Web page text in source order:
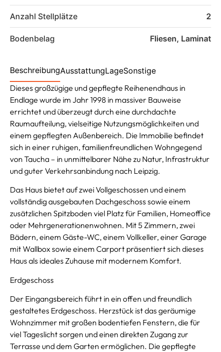
Anzahl Stellplätze 2
Bodenbelag Fliesen, Laminat
BeschreibungAusstattungLageSonstige
Dieses großzügige und gepflegte Reihenendhaus in
Endlage wurde im Jahr 1998 in massiver Bauweise
errichtet und überzeugt durch eine durchdachte
Raumaufteilung, vielseitige Nutzungsmöglichkeiten und
einem gepflegten Außenbereich. Die Immobilie befindet
sich in einer ruhigen, familienfreundlichen Wohngegend
von Taucha – in unmittelbarer Nähe zu Natur, Infrastruktur
und guter Verkehrsanbindung nach Leipzig.
Das Haus bietet auf zwei Vollgeschossen und einem
vollständig ausgebauten Dachgeschoss sowie einem
zusätzlichen Spitzboden viel Platz für Familien, Homeoffice
oder Mehrgenerationenwohnen. Mit 5 Zimmern, zwei
Bädern, einem Gäste-WC, einem Vollkeller, einer Garage
mit Wallbox sowie einem Carport präsentiert sich dieses
Haus als ideales Zuhause mit modernem Komfort.
Erdgeschoss
Der Eingangsbereich führt in ein offen und freundlich
gestaltetes Erdgeschoss. Herzstück ist das geräumige
Wohnzimmer mit großen bodentiefen Fenstern, die für
viel Tageslicht sorgen und einen direkten Zugang zur
Terrasse und dem Garten ermöglichen. Die gepflegte